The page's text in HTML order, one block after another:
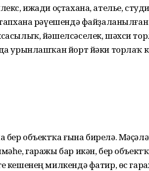
ижади оҫтахана, ателье,
рәүешендә
йәшелсәселек, шәхси
урын­лашҡан йорт йәки торлаҡ
объектҡа ғына бирелә.
гаражы бар икән, бер
кеше­нең милкендә фатир, өс